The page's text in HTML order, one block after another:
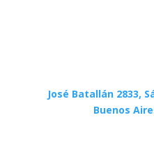
José Batallán 2833,
Buenos